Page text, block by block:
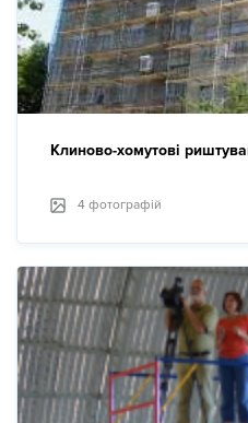
Клиново-хомутові
4 фотографій